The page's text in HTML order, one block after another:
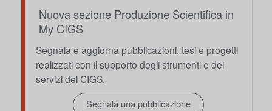
Nuova sezione Produzione Scientifica in
My CIGS
Segnala e aggiorna pubblicazioni, tesi e progetti
realizzati con il supporto degli strumenti e dei
servizi del CIGS.
Segnala una pubblicazione